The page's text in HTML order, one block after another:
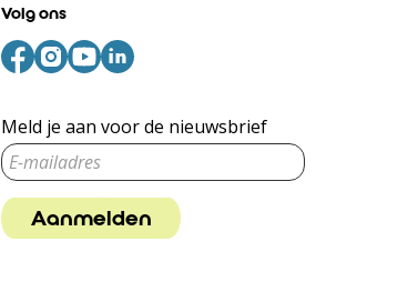
Volg ons
Meld je aan voor de nieuwsbrief
Aanmelden